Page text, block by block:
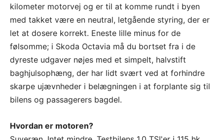
kilometer motorvej og er til at komme rundt i byen
med takket være en neutral, letgående styring, der er
let at dosere korrekt. Eneste lille minus for de
følsomme; i Skoda Octavia må du bortset fra i de
dyreste udgaver nøjes med et simpelt, halvstift
baghjulsophæng, der har lidt svært ved at forhindre
skarpe ujævnheder i belægningen i at forplante sig til
bilens og passagerers bagdel.
Hvordan er motoren?